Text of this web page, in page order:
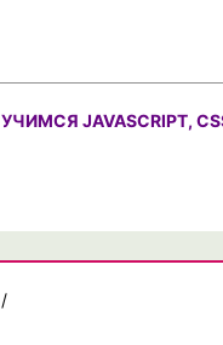
УЧИМСЯ JAVASCRIPT,
/